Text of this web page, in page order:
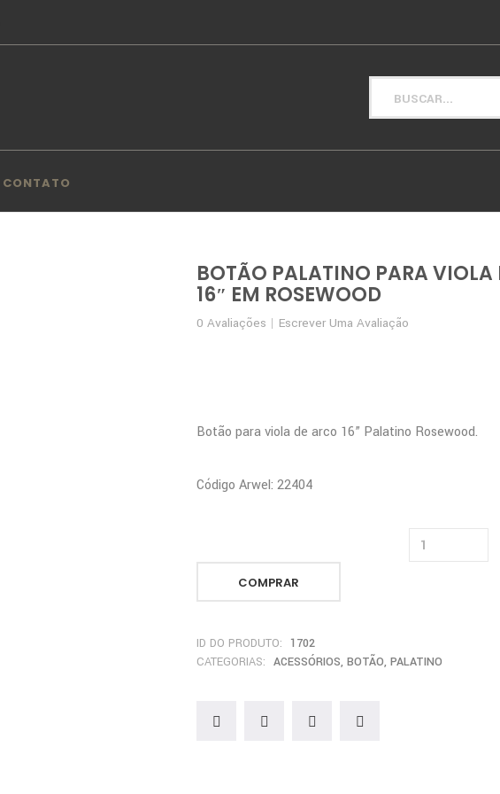
CONTATO
BOTÃO PALATINO PARA VIOLA
16″ EM ROSEWOOD
0 Avaliações Escrever Uma Avaliação
Botão para viola de arco 16” Palatino Rosewood.
Código Arwel: 22404
COMPRAR
ID DO PRODUTO:
1702
CATEGORIAS: ACESSÓRIOS, BOTÃO, PALATINO